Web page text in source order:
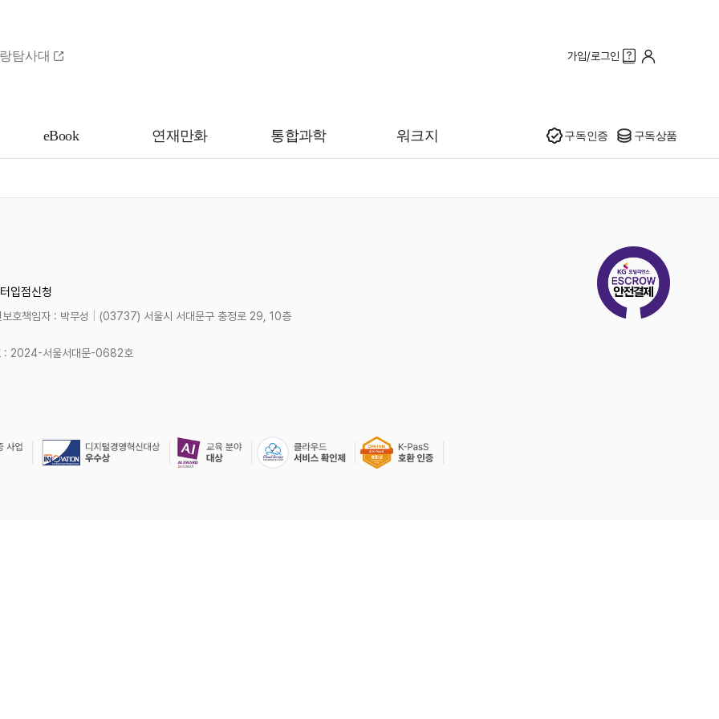
탐사대 가입/로그인
eBook 연재만화 통합과학 워크지 구독인증 구독상품
입점신청
호책임자 : 박무성 (03737) 서울시 서대문구 충정로 29, 10층
: 2024-서울서대문-0682호